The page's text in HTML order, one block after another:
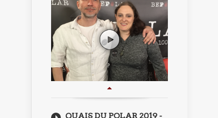
QUAIS DU POLAR 2019 -